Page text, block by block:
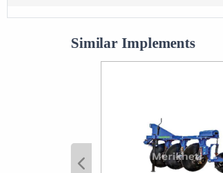
Similar Implements